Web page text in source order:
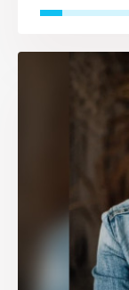
Koszt
znanej daty
się niemała.
która